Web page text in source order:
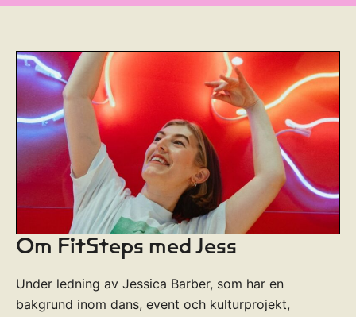
Om FitSteps med Jess
Under ledning av Jessica Barber, som har en
bakgrund inom dans, event och kulturprojekt,